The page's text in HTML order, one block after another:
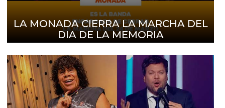
LA MONADA CIERRA LA MARCHA DEL
DIA DE LA MEMORIA